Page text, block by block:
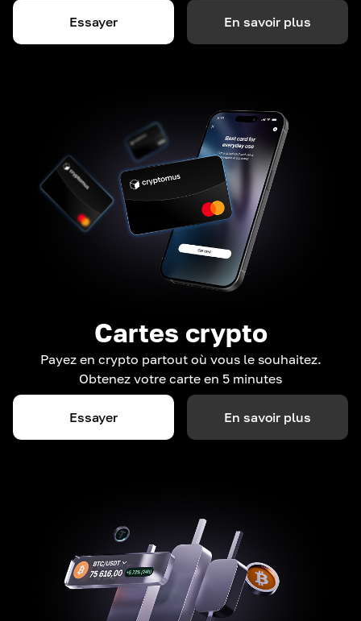
Essayer En savoir plus
Cartes crypto
Payez en crypto partout où vous le souhaitez.
Obtenez votre carte en 5 minutes
Essayer En savoir plus